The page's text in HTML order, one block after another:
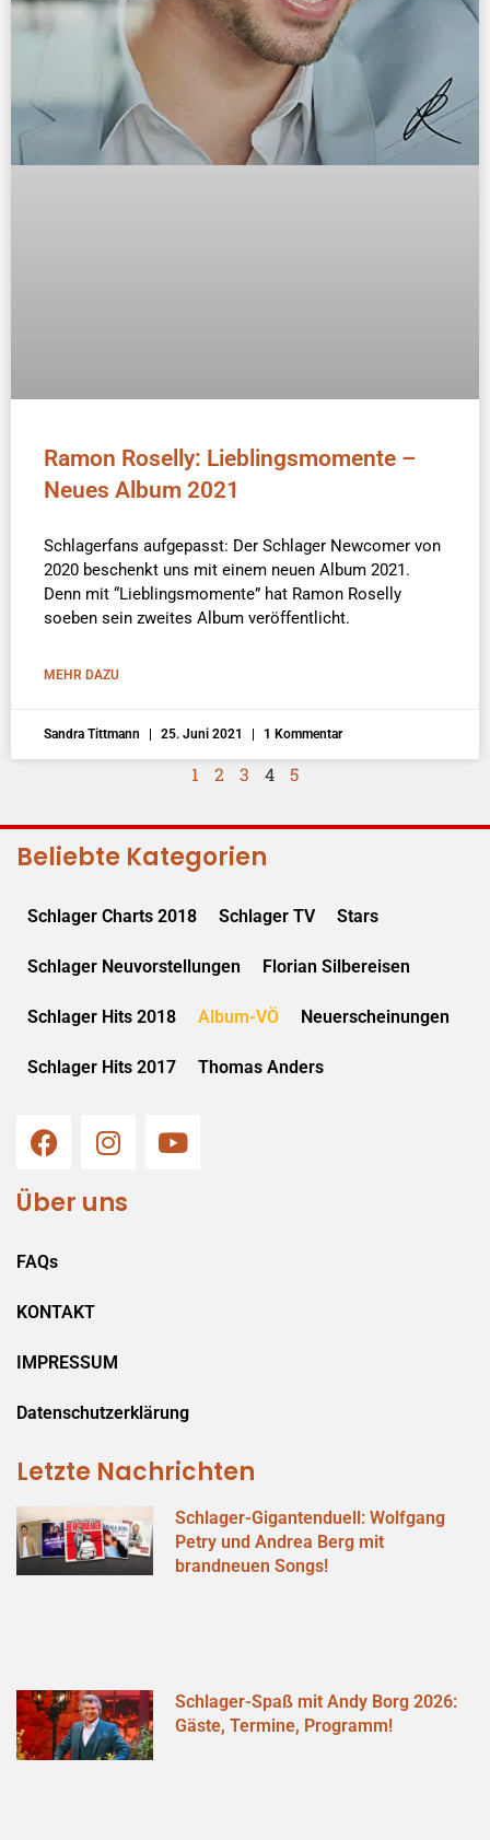
Ramon Roselly: Lieblingsmomente –
Neues Album 2021
Schlagerfans aufgepasst: Der Schlager Newcomer von
2020 beschenkt uns mit einem neuen Album 2021.
Denn mit “Lieblingsmomente” hat Ramon Roselly
soeben sein zweites Album veröffentlicht.
MEHR DAZU
Sandra Tittmann 25. Juni 2021 1 Kommentar
1 2 3 4 5
Beliebte Kategorien
Schlager Charts 2018 Schlager TV Stars
Schlager Neuvorstellungen Florian Silbereisen
Schlager Hits 2018 Album-VÖ Neuerscheinungen
Schlager Hits 2017 Thomas Anders
Über uns
FAQs
KONTAKT
IMPRESSUM
Datenschutzerklärung
Letzte Nachrichten
Schlager-Gigantenduell: Wolfgang
Petry und Andrea Berg mit
brandneuen Songs!
Schlager-Spaß mit Andy Borg 2026:
Gäste, Termine, Programm!